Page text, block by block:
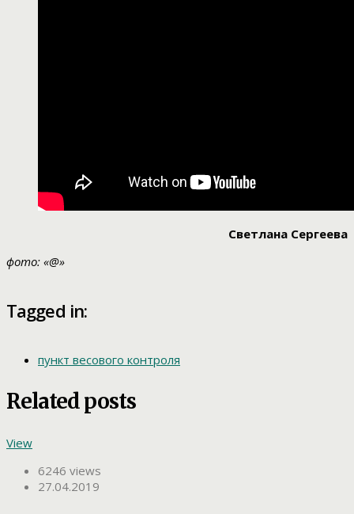
Светлана Сергеева
фото: «@»
Tagged in:
пункт весового контроля
Related posts
View
6246 views
27.04.2019